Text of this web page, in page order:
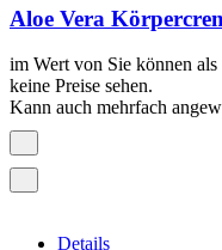
Aloe Vera
im Wert von Sie können
keine Preise sehen.
Kann auch mehrfach
Details